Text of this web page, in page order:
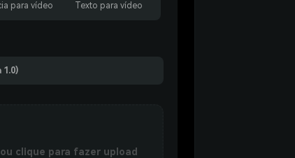
para vídeo Texto para vídeo
1.0)
clique para fazer upload